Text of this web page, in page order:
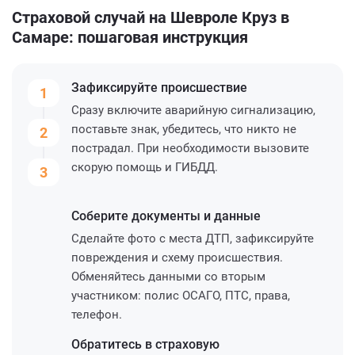
Страховой случай на Шевроле Круз в
Самаре: пошаговая инструкция
1
2
3
Зафиксируйте происшествие
Сразу включите аварийную сигнализацию,
поставьте знак, убедитесь, что никто не
пострадал. При необходимости вызовите
скорую помощь и ГИБДД.
Соберите документы и данные
Сделайте фото с места ДТП, зафиксируйте
повреждения и схему происшествия.
Обменяйтесь данными со вторым
участником: полис ОСАГО, ПТС, права,
телефон.
Обратитесь в страховую